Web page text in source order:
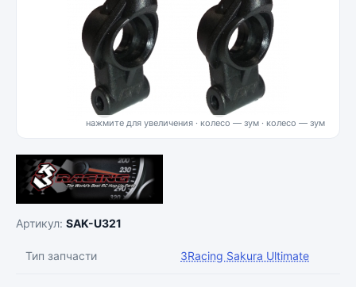
нажмите для увеличения · колесо — зум
Артикул: SAK-U321
Тип запчасти 3Racing Sakura Ultimate